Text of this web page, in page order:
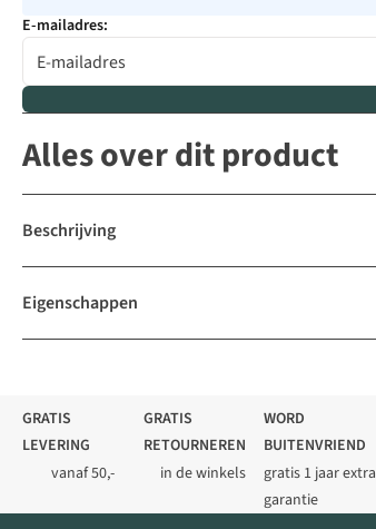
E-mailadres:
Alles over dit product
Beschrijving
Eigenschappen
GRATIS
LEVERING
vanaf 50,-
GRATIS
RETOURNEREN
in de winkels
WORD
BUITENVRIEND
gratis 1 jaar extra
garantie